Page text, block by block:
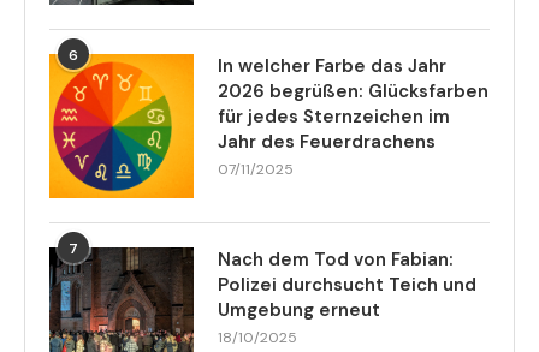
6
In welcher Farbe das Jahr
2026 begrüßen: Glücksfarben
für jedes Sternzeichen im
Jahr des Feuerdrachens
07/11/2025
7
Nach dem Tod von Fabian:
Polizei durchsucht Teich und
Umgebung erneut
18/10/2025